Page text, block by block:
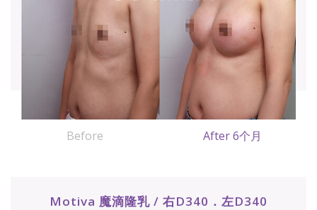
Before After 6个月
Motiva 魔滴隆乳 / 右D340．左D340